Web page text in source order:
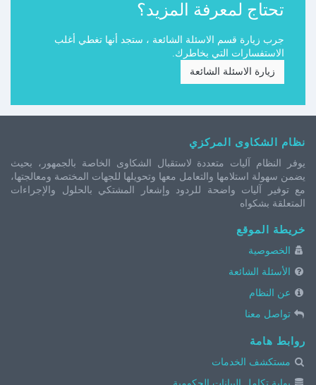
تحتاج لمعرفة المزيد؟
جرب زيارة قسم الاسئلة الشائعة ، ستجد أنها تغطي أغلب
الاستفسارات التي بخاطرك.
زيارة الاسئلة الشائعة
نظام الشكاوى المركزي
يوفر النظام آليات متعددة لاستقبال الشكاوى الخاصة بالجمهور، بحيث
يضمن سهولة استلامها والتعامل معها وتحويلها للجهات المختصة ومعالجتها،
مع توفير آليات واضحة للردود وإشعار المشتكي بالحلول والإجراءات
المتعلقة بشكواه
خريطة الموقع
الخصوصية
الأسئلة الشائعة
عن النظام
تواصل معنا
روابط هامة
مستكشف الخدمات